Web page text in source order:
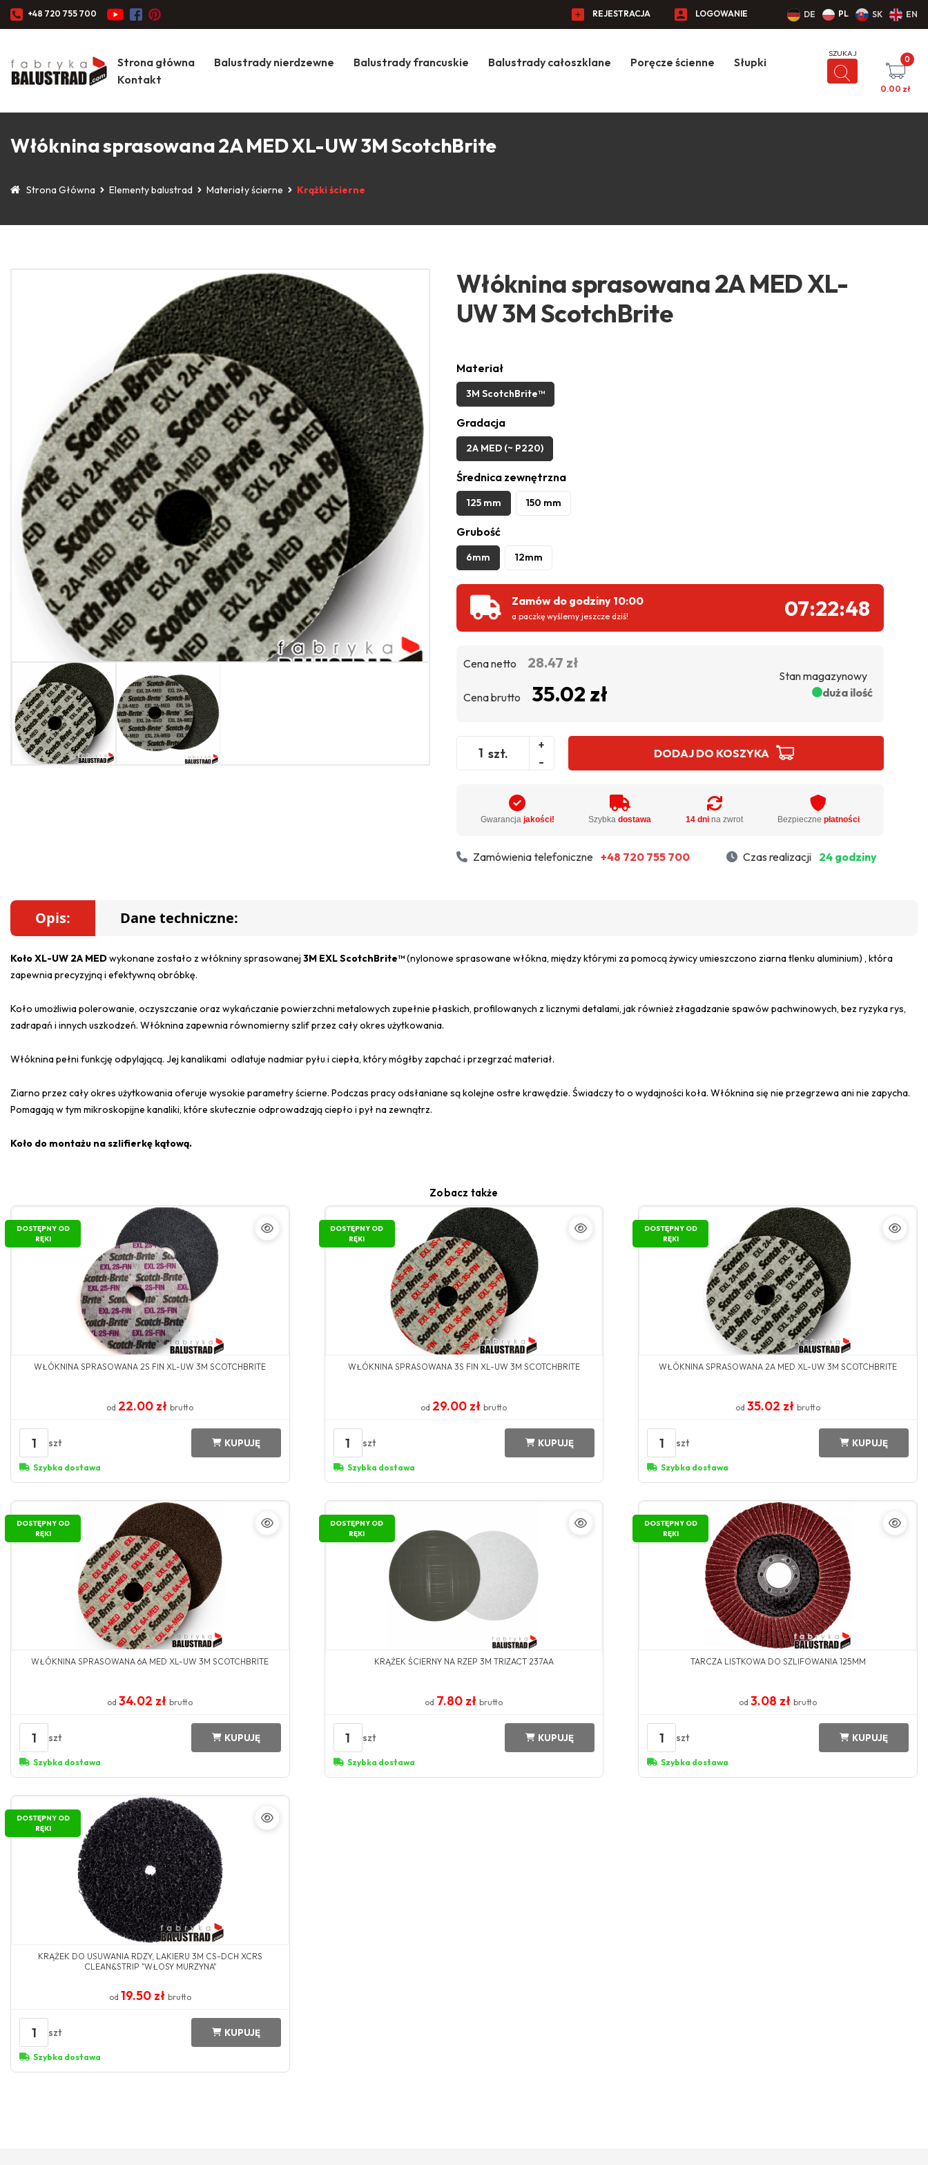
+48 720 755 700 REJESTRACJA LOGOWANIE DE PL SK EN
Strona główna Balustrady nierdzewne Balustrady francuskie Balustrady całoszklane Poręcze ścienne
Słupki
Kontakt
0
0.00 zł
Włóknina sprasowana 2A MED XL-UW 3M ScotchBrite
Strona Główna Elementy balustrad Materiały ścierne Krążki ścierne
Włóknina sprasowana 2A MED XL-
UW 3M ScotchBrite
Materiał
3M ScotchBrite™
Gradacja
2A MED (~ P220)
Średnica zewnętrzna
125 mm 150 mm
Grubość
6mm 12mm
Zamów do godziny 10:00
a paczkę wyślemy jeszcze dziś! 07:22:48
Cena netto 28.47 zł
Cena brutto 35.02 zł
Stan magazynowy
duża ilość
szt.
+
-
DODAJ DO KOSZYKA
Gwarancja jakości! Szybkadostawa 14 dni na zwrot Bezpieczne płatności
Zamówienia telefoniczne +48 720 755 700 Czas realizacji 24 godziny
Opis: Dane techniczne:
Koło XL-UW 2A MEDwykonane zostało z włókniny sprasowanej 3M EXL ScotchBrite™(nylonowe sprasowane włókna, między którymi za pomocą żywicy umieszczono ziarna tlenku aluminium) , która
zapewnia precyzyjną i efektywną obróbkę.
Koło umożliwia polerowanie, oczyszczanie oraz wykańczanie powierzchni metalowych zupełnie płaskich, profilowanych z licznymi detalami, jak również złagadzanie spawów pachwinowych, bez ryzyka rys,
zadrapań i innych uszkodzeń. Włóknina zapewnia równomierny szlif przez cały okres użytkowania.
Włóknina pełni funkcję odpylającą. Jej kanalikami odlatuje nadmiar pyłu i ciepła, który mógłby zapchać i przegrzać materiał.
Ziarno przez cały okres użytkowania oferuje wysokie parametry ścierne. Podczas pracy odsłaniane są kolejne ostre krawędzie. Świadczy to o wydajności koła. Włóknina się nie przegrzewa ani nie zapycha.
Pomagają w tym mikroskopijne kanaliki, które skutecznie odprowadzają ciepło i pył na zewnątrz.
Koło do montażu na szlifierkę kątową.
Zobacz także
DOSTĘPNY OD
RĘKI
WŁÓKNINA SPRASOWANA 2S FIN XL-UW 3M SCOTCHBRITE
od 22.00 złbrutto
1 szt KUPUJĘ
Szybka dostawa
DOSTĘPNY OD
RĘKI
WŁÓKNINA SPRASOWANA 3S FIN XL-UW 3M SCOTCHBRITE
od 29.00 złbrutto
1 szt KUPUJĘ
Szybka dostawa
DOSTĘPNY OD
RĘKI
WŁÓKNINA SPRASOWANA 2A MED XL-UW 3M SCOTCHBRITE
od35.02 złbrutto
1 szt KUPUJĘ
Szybka dostawa
DOSTĘPNY OD
RĘKI
WŁÓKNINA SPRASOWANA 6A MED XL-UW 3M SCOTCHBRITE
od34.02 złbrutto
1 szt KUPUJĘ
Szybka dostawa
DOSTĘPNY OD
RĘKI
KRĄŻEK ŚCIERNY NA RZEP 3M TRIZACT 237AA
od 7.80 złbrutto
1 szt KUPUJĘ
Szybka dostawa
DOSTĘPNY OD
RĘKI
TARCZA LISTKOWA DO SZLIFOWANIA 125MM
od3.08 złbrutto
1 szt KUPUJĘ
Szybka dostawa
DOSTĘPNY OD
RĘKI
KRĄŻEK DO USUWANIA RDZY, LAKIERU 3M CS-DCH XCRS
CLEAN&STRIP "WŁOSY MURZYNA"
od 19.50 zł brutto
1 szt KUPUJĘ
Szybka dostawa